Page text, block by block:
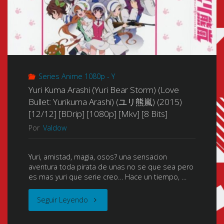
Series Anime 1080p - Y
Yuri Kuma Arashi (Yuri Bear Storm) (Love
Bullet: Yurikuma Arashi) (ユリ熊嵐) (2015)
[12/12] [BDrip] [1080p] [Mkv] [8 Bits]
Por Valdow
Yuri, amistad, magia, osos? una sensacion
aventura toda pirata de unas no se que sea pero
es mas yuri que serie creo… Hace un tiempo, …
Seguir Leyendo "Yuri